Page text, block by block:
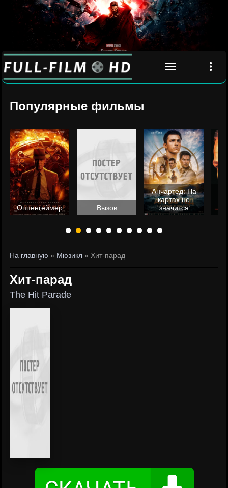
Популярные фильмы
Оппенгеймер Вызов
Анчартед: На
картах не
значится
На главную » Мюзикл » Хит-парад
Хит-парад
The Hit Parade